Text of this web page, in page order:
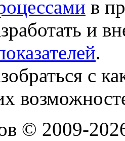
в
и
.
с
© 2009-